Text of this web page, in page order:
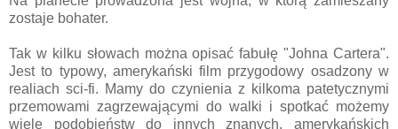
zostaje bohater.
Tak w kilku słowach można opisać fabułę "Johna Cartera".
Jest to typowy, amerykański film przygodowy osadzony w
realiach sci-fi. Mamy do czynienia z kilkoma patetycznymi
przemowami zagrzewającymi do walki i spotkać możemy
wiele podobieństw do innych znanych, amerykańskich